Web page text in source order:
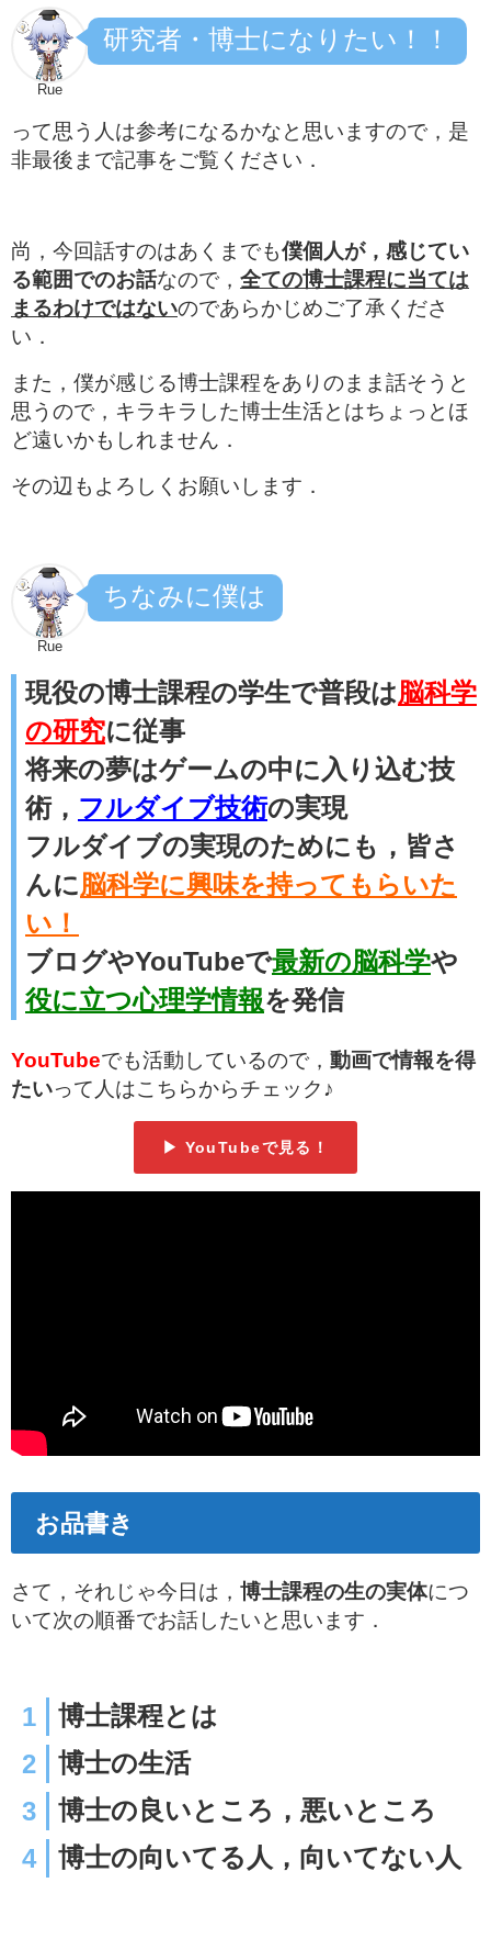
Rue
研究者・博士になりたい！！
って思う人は参考になるかなと思いますので，是
非最後まで記事をご覧ください．
尚，今回話すのはあくまでも僕個人が，感じてい
る範囲でのお話なので， 全ての博士課程に当ては
まるわけではないのであらかじめご了承くださ
い．
また，僕が感じる博士課程をありのまま話そうと
思うので，キラキラした博士生活とはちょっとほ
ど遠いかもしれません．
その辺もよろしくお願いします．
Rue
ちなみに僕は
現役の博士課程の学生で普段は脳科学
の研究に従事
将来の夢はゲームの中に入り込む技
術， フルダイブ技術の実現
フルダイブの実現のためにも，皆さ
んに脳科学に興味を持ってもらいた
い！
ブログやYouTubeで最新の脳科学や
役に立つ心理学情報を発信
YouTubeでも活動しているので， 動画で情報を得
たいって人はこちらからチェック♪
▶ YouTubeで見る！
お品書き
さて，それじゃ今日は， 博士課程の生の実体につ
いて次の順番でお話したいと思います．
博士課程とは
博士の生活
博士の良いところ，悪いところ
博士の向いてる人，向いてない人